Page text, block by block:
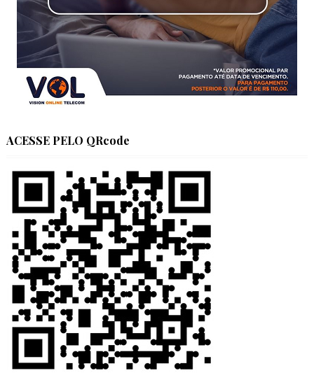
ACESSE PELO QRcode